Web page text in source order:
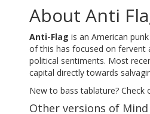
About Anti
Anti-Flag is an American
of this has focused on fervent
political sentiments. Most
capital directly towards
New to bass tablature? Check
Other versions of Mind